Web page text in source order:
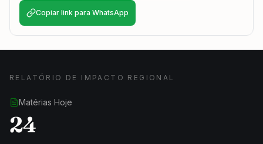
Copiar link para WhatsApp
RELATÓRIO DE IMPACTO REGIONAL
Matérias Hoje
24